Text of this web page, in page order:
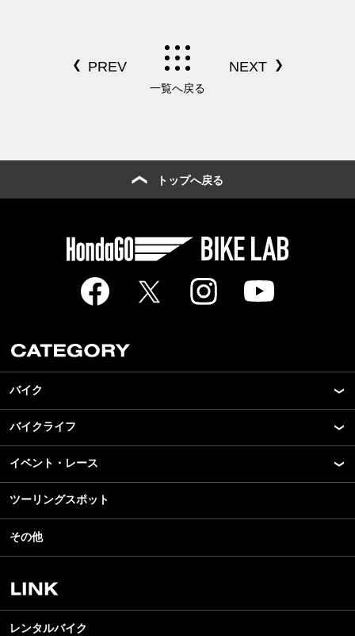
一覧へ戻る
トップへ戻る
バイク
New Model Show
モデル情報
カスタマイズパーツ
テクノロジー
名車・旧車
ビジネス
バイクライフ
アプリ
ライディングギア
ツーリング
アウトドア
レンタルバイク
イベント・レース
モータースポーツ
イベント
スクール・レッスン
ツーリングスポット
その他
レンタルバイク